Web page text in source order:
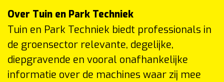
Over Tuin en Park Techniek
Tuin en Park Techniek biedt professionals in
de groensector relevante, degelijke,
diepgravende en vooral onafhankelijke
informatie over de machines waar zij mee